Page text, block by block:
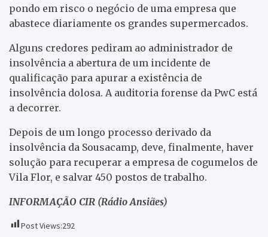
pondo em risco o negócio de uma empresa que
abastece diariamente os grandes supermercados.
Alguns credores pediram ao administrador de
insolvência a abertura de um incidente de
qualificação para apurar a existência de
insolvência dolosa. A auditoria forense da PwC está
a decorrer.
Depois de um longo processo derivado da
insolvência da Sousacamp, deve, finalmente, haver
solução para recuperar a empresa de cogumelos de
Vila Flor, e salvar 450 postos de trabalho.
INFORMAÇÃO CIR (Rádio Ansiães)
Post Views:292